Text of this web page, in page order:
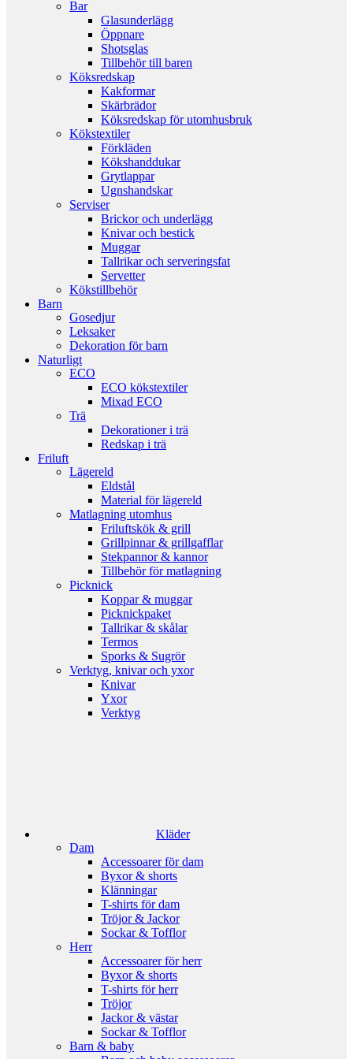
Bar
Glasunderlägg
Öppnare
Shotsglas
Tillbehör till baren
Köksredskap
Kakformar
Skärbrädor
Köksredskap för utomhusbruk
Kökstextiler
Förkläden
Kökshanddukar
Grytlappar
Ugnshandskar
Serviser
Brickor och underlägg
Knivar och bestick
Muggar
Tallrikar och serveringsfat
Servetter
Kökstillbehör
Barn
Gosedjur
Leksaker
Dekoration för barn
Naturligt
ECO
ECO kökstextiler
Mixad ECO
Trä
Dekorationer i trä
Redskap i trä
Friluft
Lägereld
Eldstål
Material för lägereld
Matlagning utomhus
Friluftskök & grill
Grillpinnar & grillgafflar
Stekpannor & kannor
Tillbehör för matlagning
Picknick
Koppar & muggar
Picknickpaket
Tallrikar & skålar
Termos
Sporks & Sugrör
Verktyg, knivar och yxor
Knivar
Yxor
Verktyg
Kläder
Dam
Accessoarer för dam
Byxor & shorts
Klänningar
T-shirts för dam
Tröjor & Jackor
Sockar & Tofflor
Herr
Accessoarer för herr
Byxor & shorts
T-shirts för herr
Tröjor
Jackor & västar
Sockar & Tofflor
Barn & baby